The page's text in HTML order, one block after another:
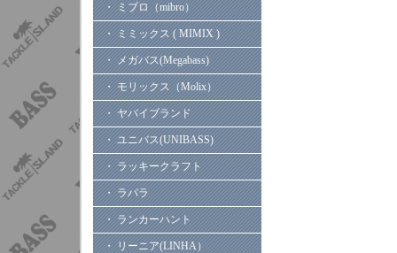
・ ミブロ（mibro）
・ ミミックス ( MIMIX )
・ メガバス(Megabass)
・ モリックス（Molix）
・ ヤバイブランド
・ ユニバス(UNIBASS)
・ ラッキークラフト
・ ラパラ
・ ランカーハント
・ リーニア(LINHA）